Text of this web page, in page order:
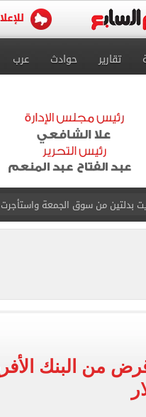
تقارير حوادث عرب
الأهلي على كأس خوان جامبر
رأسية وائل جمعة فى مران
فى معسكر إسبانيا.. جلسة
رأس البر في أجواء صيفية
الفاخر فى طرابزون.. صور
سبور رخصة مشاركة محمد صلاح
من البنك